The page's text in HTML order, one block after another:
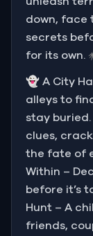
down, face
secrets
for its own.
👻 A City
alleys to
stay buried.
clues,
the fate of
Within –
before it’s
Hunt – A
friends,